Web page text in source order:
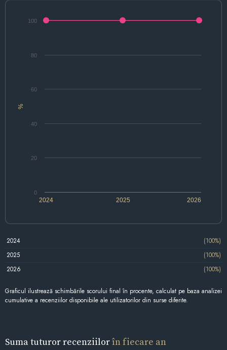
%
2024 2025 2026
0
20
40
60
80
100
2024
(100%)
2025
(100%)
2026
(100%)
Graficul ilustrează schimbările scorului final în procente, calculat pe baza analizei
cumulative a recenziilor disponibile ale utilizatorilor din surse diferite.
Suma tuturor recenziilorîn fiecare an